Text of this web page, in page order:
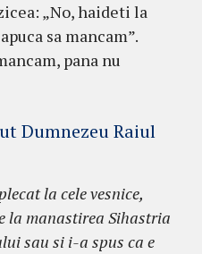
„No, haideti la
sa mancam”.
pana nu
Dumnezeu Raiul
la cele vesnice,
la manastirea Sihastria
sau si i-a spus ca e